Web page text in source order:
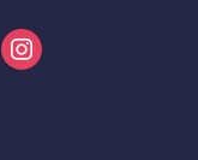
instagram